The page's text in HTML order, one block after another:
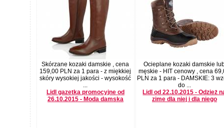
Skórzane kozaki damskie , cena
159,00 PLN za 1 para - z miękkiej
skóry wysokiej jakości - wysokość
Lidl gazetka promocyjne od
26.10.2015 - Moda damska
Ocieplane kozaki damskie
męskie - HIT cenowy , cena
PLN za 1 para - DAMSKIE: 3
do ...
Lidl od 22.10.2015 - Odzież
zime dla niej i dla niego